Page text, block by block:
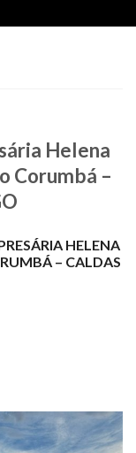
Helena
Corumbá –
HELENA
– CALDAS